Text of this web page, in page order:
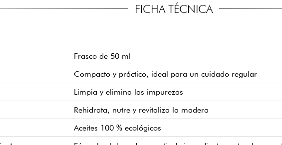
FICHA TÉCNICA
Frasco de 50 ml
Compacto y práctico, ideal para un cuidado regular
Limpia y elimina las impurezas
Rehidrata, nutre y revitaliza la madera
Aceites 100 % ecológicos